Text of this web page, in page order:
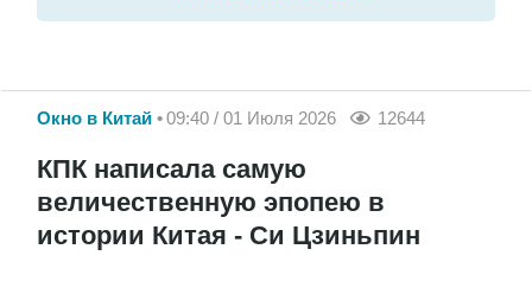
Окно в Китай 09:40 / 01 Июля 2026 12644
КПК написала самую
величественную эпопею в
истории Китая - Си Цзиньпин